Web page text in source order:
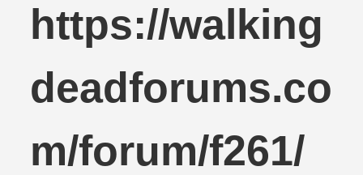
https://walking
deadforums.co
m/forum/f261/